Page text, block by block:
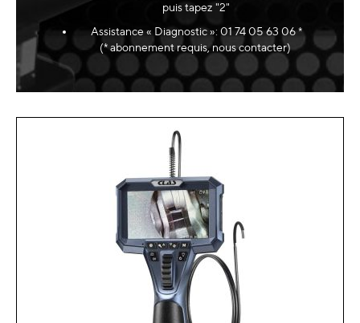
puis tapez "2"
Assistance « Diagnostic »: 01 74 05 63 06 *
(* abonnement requis, nous contacter)